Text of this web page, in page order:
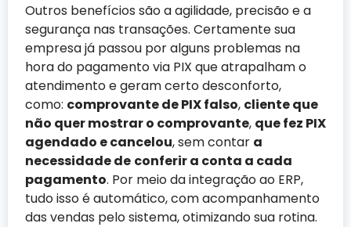
Outros benefícios são a agilidade, precisão e a
segurança nas transações. Certamente sua
empresa já passou por alguns problemas na
hora do pagamento via PIX que atrapalham o
atendimento e geram certo desconforto,
como: comprovante de PIX falso, cliente que
não quer mostrar o comprovante, que fez PIX
agendado e cancelou, sem contar a
necessidade de conferir a conta a cada
pagamento. Por meio da integração ao ERP,
tudo isso é automático, com acompanhamento
das vendas pelo sistema, otimizando sua rotina.